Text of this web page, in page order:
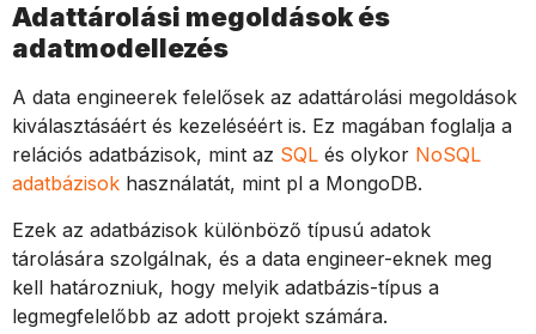
Adattárolási megoldások és
adatmodellezés
A data engineerek felelősek az adattárolási megoldások
kiválasztásáért és kezeléséért is. Ez magában foglalja a
relációs adatbázisok, mint az SQL és olykor NoSQL
adatbázisok használatát, mint pl a MongoDB.
Ezek az adatbázisok különböző típusú adatok
tárolására szolgálnak, és a data engineer-eknek meg
kell határozniuk, hogy melyik adatbázis-típus a
legmegfelelőbb az adott projekt számára.